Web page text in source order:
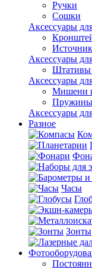
Ручки
Сошки
Аксессуары
Аксессуары
Штативы
Аксессуары
Мишени и
Аксессуары
Разное
Часы
Зонты